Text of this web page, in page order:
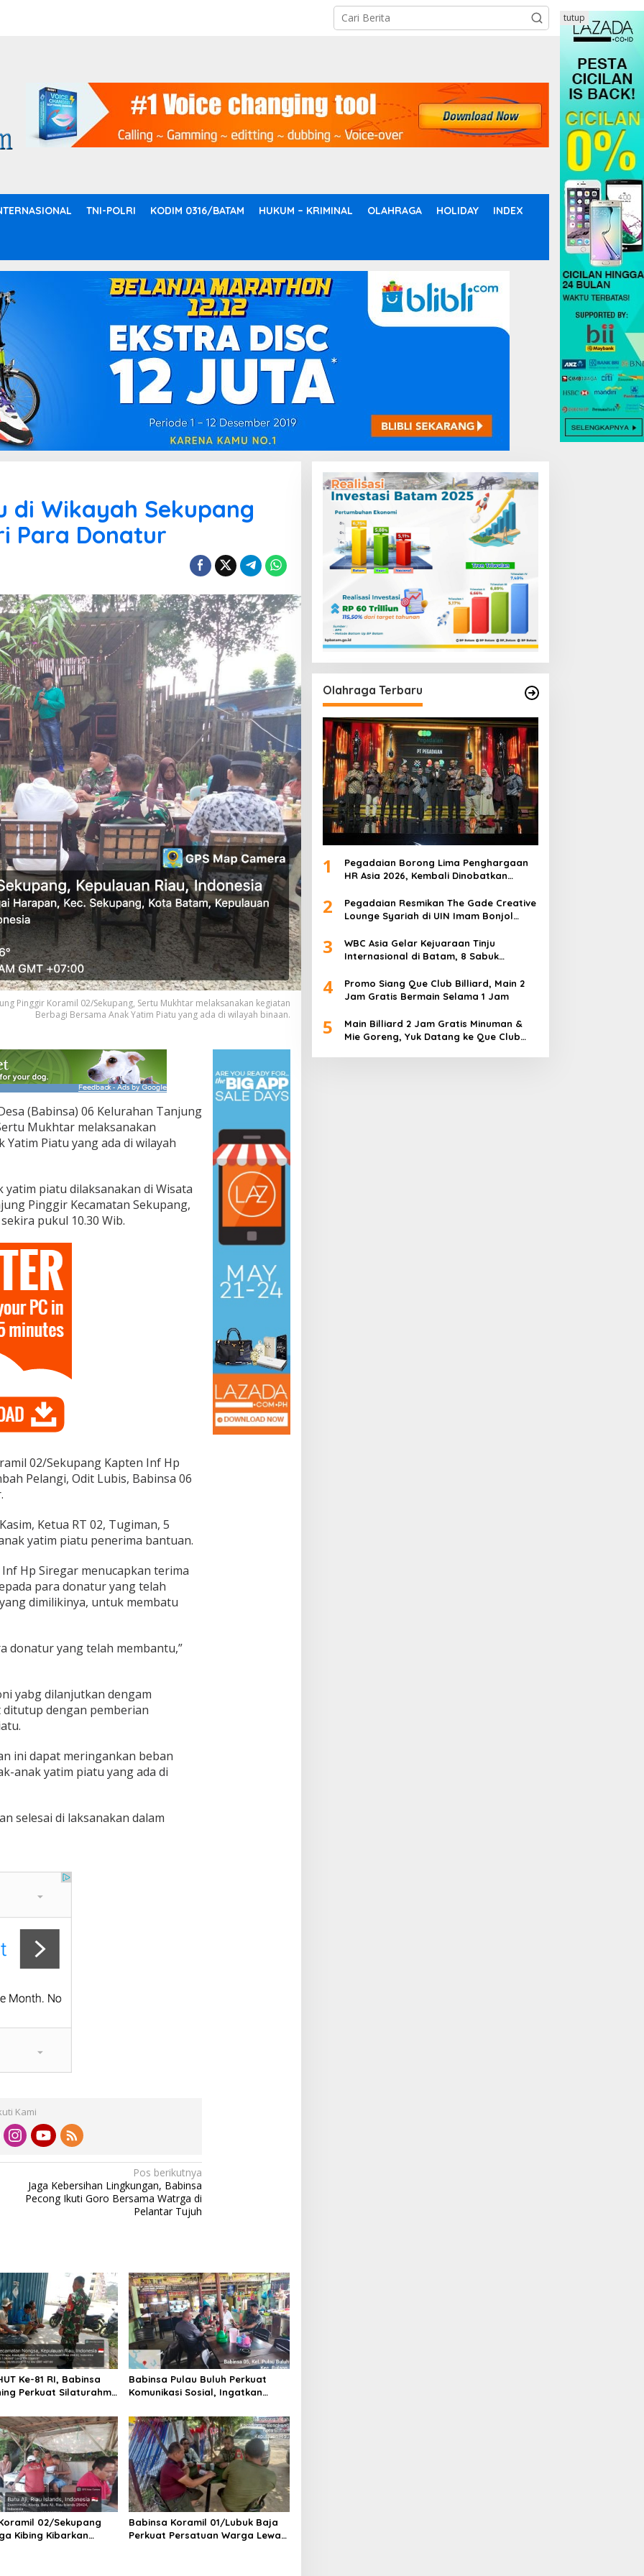
TNI-POLRI KODIM 0316/BATAM HUKUM – KRIMINAL OLAHRAGA HOLIDAY INDEX
tutup
di Wikayah Sekupang
Para Donatur
Pinggir Koramil 02/Sekupang, Sertu Mukhtar melaksanakan kegiatan
Berbagi Bersama Anak Yatim Piatu yang ada di wilayah binaan.
(Babinsa) 06 Kelurahan Tanjung
Mukhtar melaksanakan
Piatu yang ada di wilayah
piatu dilaksanakan di Wisata
Pinggir Kecamatan Sekupang,
pukul 10.30 Wib.
02/Sekupang Kapten Inf Hp
Pelangi, Odit Lubis, Babinsa 06
Ketua RT 02, Tugiman, 5
yatim piatu penerima bantuan.
Hp Siregar menucapkan terima
para donatur yang telah
dimilikinya, untuk membatu
donatur yang telah membantu,”
yabg dilanjutkan dengam
ditutup dengan pemberian
ini dapat meringankan beban
anak yatim piatu yang ada di
selesai di laksanakan dalam
Kami
Pos berikutnya
Jaga Kebersihan Lingkungan, Babinsa
Pecong Ikuti Goro Bersama Watrga di
Pelantar Tujuh
Ke-81 RI, Babinsa
Perkuat Silaturahmi
Warga
Babinsa Pulau Buluh Perkuat
Komunikasi Sosial, Ingatkan
dan Pentingnya Menjaga
Keamanan Lingkungan
02/Sekupang
Kibing Kibarkan
Babinsa Koramil 01/Lubuk Baja
Perkuat Persatuan Warga Lewat
Olahraga Terbaru
1
Pegadaian Borong Lima Penghargaan
HR Asia 2026, Kembali Dinobatkan
2
Pegadaian Resmikan The Gade Creative
Lounge Syariah di UIN Imam Bonjol
Inovatif Ekonomi Syariah
3
WBC Asia Gelar Kejuaraan Tinju
Internasional di Batam, 8 Sabuk
4
Promo Siang Que Club Billiard, Main 2
5
Main Billiard 2 Jam Gratis Minuman &
Mie Goreng, Yuk Datang ke Que Club